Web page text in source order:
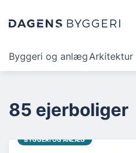
Byggeri og anlægArkitektur
85 ejerboliger
BYGGERI OG ANLÆG